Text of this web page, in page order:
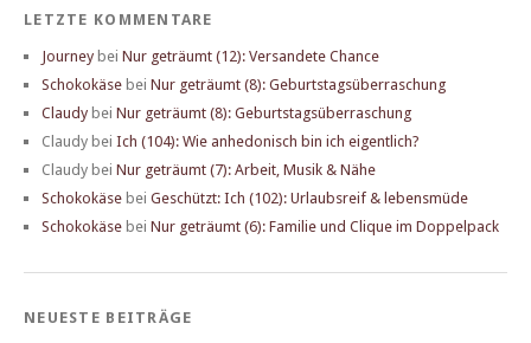
LETZTE KOMMENTARE
Journey bei Nur geträumt (12): Versandete Chance
Schokokäse bei Nur geträumt (8): Geburtstagsüberraschung
Claudy bei Nur geträumt (8): Geburtstagsüberraschung
Claudy bei Ich (104): Wie anhedonisch bin ich eigentlich?
Claudy bei Nur geträumt (7): Arbeit, Musik & Nähe
Schokokäse bei Geschützt: Ich (102): Urlaubsreif & lebensmüde
Schokokäse bei Nur geträumt (6): Familie und Clique im Doppelpack
NEUESTE BEITRÄGE